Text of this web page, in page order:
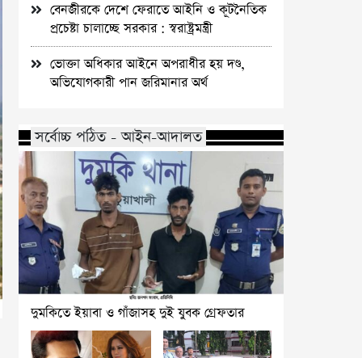
বেনজীরকে দেশে ফেরাতে আইনি ও কূটনৈতিক
প্রচেষ্টা চালাচ্ছে সরকার : স্বরাষ্ট্রমন্ত্রী
ভোক্তা অধিকার আইনে অপরাধীর হয় দণ্ড,
অভিযোগকারী পান জরিমানার অর্থ
সর্বোচ্চ পঠিত - আইন-আদালত
দুমকিতে ইয়াবা ও গাঁজাসহ দুই যুবক গ্রেফতার